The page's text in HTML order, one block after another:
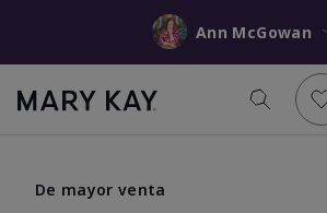
Ann McGowan
De mayor venta